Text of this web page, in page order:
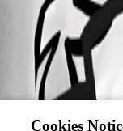
Cookies